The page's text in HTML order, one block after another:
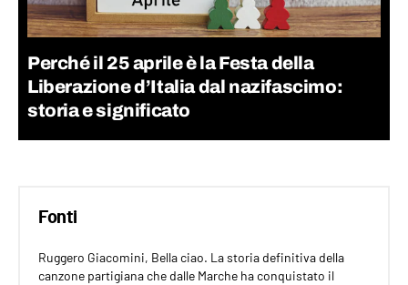
Perché il 25 aprile è la Festa della
Liberazione d’Italia dal nazifascimo:
storia e significato
Fonti
Ruggero Giacomini, Bella ciao. La storia definitiva della
canzone partigiana che dalle Marche ha conquistato il